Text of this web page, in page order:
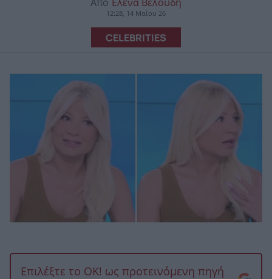
Από Έλενα Βελούδη
12:28, 14 Μαΐου 26
CELEBRITIES
Επιλέξτε το OK! ως προτεινόμενη πηγή